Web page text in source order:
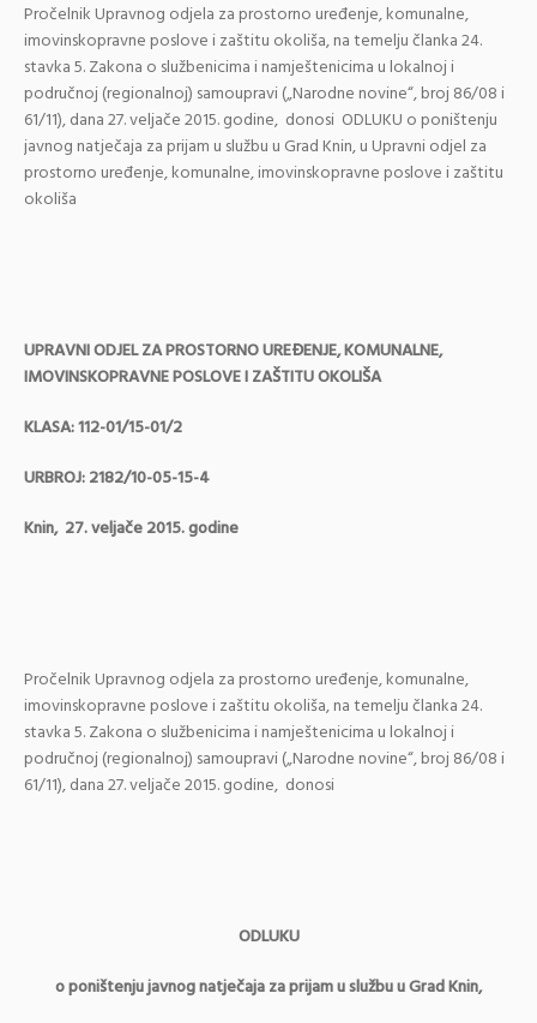
Pročelnik Upravnog odjela za prostorno uređenje, komunalne,
imovinskopravne poslove i zaštitu okoliša, na temelju članka 24.
stavka 5. Zakona o službenicima i namještenicima u lokalnoj i
područnoj (regionalnoj) samoupravi („Narodne novine“, broj 86/08 i
61/11), dana 27. veljače 2015. godine, donosi ODLUKU o poništenju
javnog natječaja za prijam u službu u Grad Knin, u Upravni odjel za
prostorno uređenje, komunalne, imovinskopravne poslove i zaštitu
okoliša
UPRAVNI ODJEL ZA PROSTORNO UREĐENJE, KOMUNALNE,
IMOVINSKOPRAVNE POSLOVE I ZAŠTITU OKOLIŠA
KLASA: 112-01/15-01/2
URBROJ: 2182/10-05-15-4
Knin, 27. veljače 2015. godine
Pročelnik Upravnog odjela za prostorno uređenje, komunalne,
imovinskopravne poslove i zaštitu okoliša, na temelju članka 24.
stavka 5. Zakona o službenicima i namještenicima u lokalnoj i
područnoj (regionalnoj) samoupravi („Narodne novine“, broj 86/08 i
61/11), dana 27. veljače 2015. godine, donosi
ODLUKU
o poništenju javnog natječaja za prijam u službu u Grad Knin,